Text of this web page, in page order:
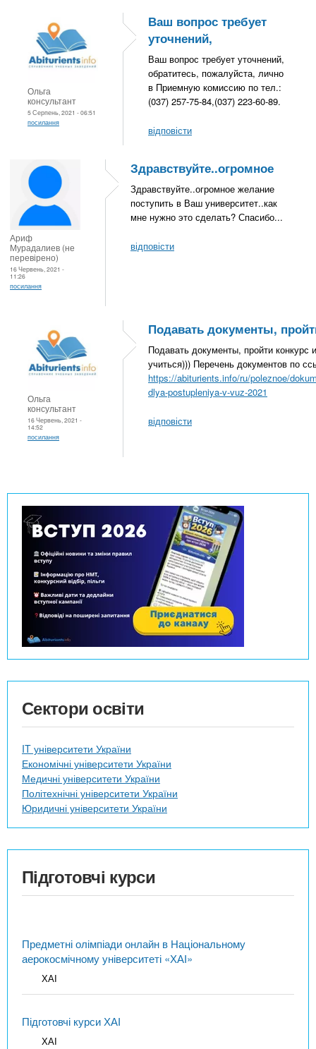
Ольга
консультант
5 Серпень, 2021 - 06:51
посилання
Ваш вопрос требует
уточнений,
Ваш вопрос требует уточнений,
обратитесь, пожалуйста, лично
в Приемную комиссию по тел.:
(037) 257-75-84,(037) 223-60-89.
відповісти
Ариф
Мурадалиев (не
перевірено)
16 Червень, 2021 -
11:26
посилання
Здравствуйте..огромное
Здравствуйте..огромное желание
поступить в Ваш университет..как
мне нужно это сделать? Спасибо...
відповісти
Ольга
консультант
16 Червень, 2021 -
14:52
посилання
Подавать документы,
Подавать документы, пройти конкурс и
учиться))) Перечень документов по
https://abiturients.info/ru/poleznoe/
dlya-postupleniya-v-vuz-2021
відповісти
Сектори освіти
IT університети України
Економічні університети України
Медичні університети України
Політехнічні університети України
Юридичні університети України
Підготовчі курси
Предметні олімпіади онлайн в Національному
аерокосмічному університеті «ХАІ»
ХАІ
Підготовчі курси ХАІ
ХАІ